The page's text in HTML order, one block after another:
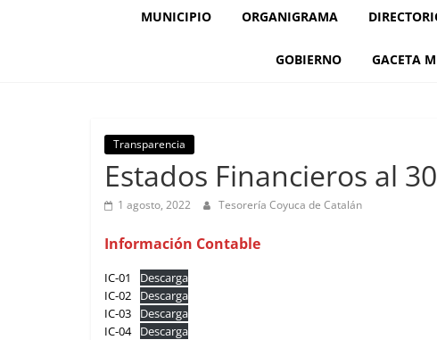
MUNICIPIO ORGANIGRAMA
GOBIERNO GACETA
Transparencia
Estados Financieros al
1 agosto, 2022 Tesorería Coyuca de Catalán
Información Contable
IC-01
Descarga
IC-02
Descarga
IC-03
Descarga
IC-04
Descarga